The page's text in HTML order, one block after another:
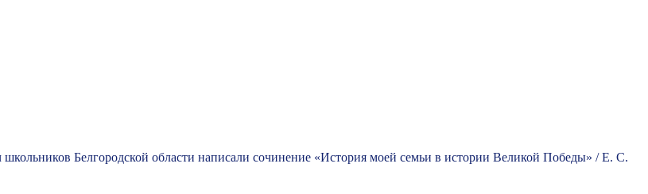
Белгородской области написали сочинение «История моей семьи в истории Великой Победы» / Е. С.